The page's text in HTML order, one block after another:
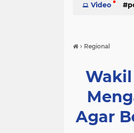
Video
› Regional
Agar